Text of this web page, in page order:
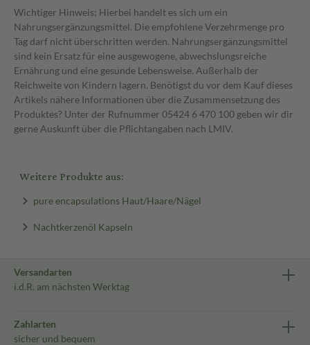
Wichtiger Hinweis: Hierbei handelt es sich um ein
Nahrungsergänzungsmittel. Die empfohlene Verzehrmenge pro
Tag darf nicht überschritten werden. Nahrungsergänzungsmittel
sind kein Ersatz für eine ausgewogene, abwechslungsreiche
Ernährung und eine gesunde Lebensweise. Außerhalb der
Reichweite von Kindern lagern. Benötigst du vor dem Kauf dieses
Artikels nähere Informationen über die Zusammensetzung des
Produktes? Unter der Rufnummer 05424 6 470 100 geben wir dir
gerne Auskunft über die Pflichtangaben nach LMIV.
Weitere Produkte aus:
pure encapsulations Haut/Haare/Nägel
Nachtkerzenöl Kapseln
Versandarten
i.d.R. am nächsten Werktag
Zahlarten
sicher und bequem